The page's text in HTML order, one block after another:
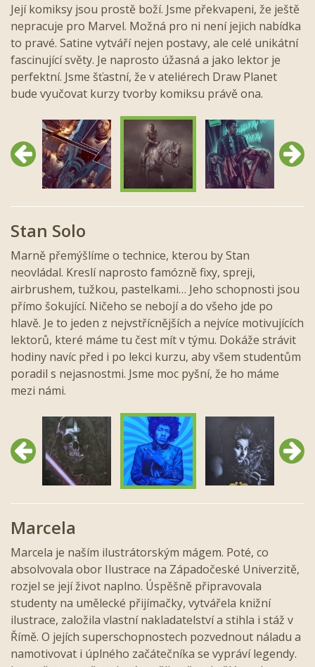
Její komiksy jsou prostě boží. Jsme překvapeni, že ještě
nepracuje pro Marvel. Možná pro ni není jejich nabídka
to pravé. Satine vytváří nejen postavy, ale celé unikátní
fascinující světy. Je naprosto úžasná a jako lektor je
perfektní. Jsme šťastní, že v ateliérech Draw Planet
bude vyučovat kurzy tvorby komiksu právě ona.
Předchozí Další
Stan Solo
Marně přemýšlíme o technice, kterou by Stan
neovládal. Kreslí naprosto famózně fixy, spreji,
airbrushem, tužkou, pastelkami… Jeho schopnosti jsou
přímo šokující. Ničeho se nebojí a do všeho jde po
hlavě. Je to jeden z nejvstřícnějších a nejvíce motivujících
lektorů, které máme tu čest mít v týmu. Dokáže strávit
hodiny navíc před i po lekci kurzu, aby všem studentům
poradil s nejasnostmi. Jsme moc pyšní, že ho máme
mezi námi.
Předchozí Další
Marcela
Marcela je naším ilustrátorským mágem. Poté, co
absolvovala obor Ilustrace na Západočeské Univerzitě,
rozjel se její život naplno. Úspěšně připravovala
studenty na umělecké přijímačky, vytvářela knižní
ilustrace, založila vlastní nakladatelství a stihla i stáž v
Římě. O jejích superschopnostech pozvednout náladu a
namotivovat i úplného začátečníka se vypráví legendy.